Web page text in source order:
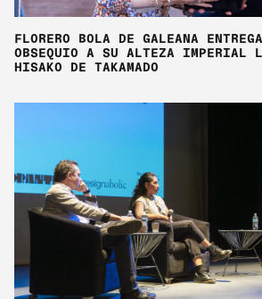
FLORERO BOLA DE GALEANA
OBSEQUIO A SU ALTEZA IMPERIAL
HISAKO DE TAKAMADO